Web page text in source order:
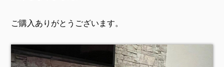
ご購入ありがとうございます。